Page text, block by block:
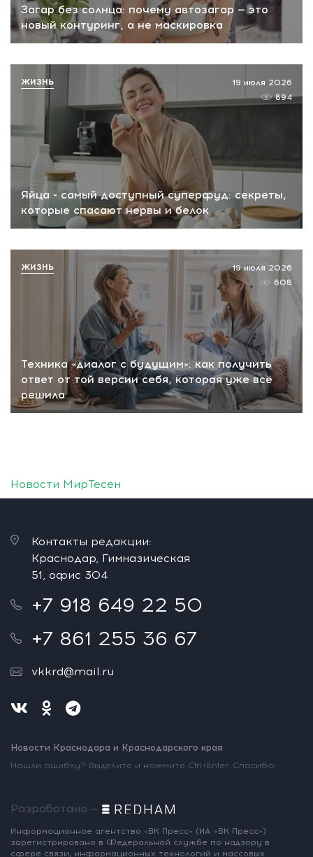
Загар без солнца: почему автозагар — это
новый контуринг, а не маскировка
Яйца - самый доступный суперфуд: секреты,
которые спасают нервы и белок
19 июля 2026
894
ЖИЗНЬ
Техника «диалог с будущим»: как получить
ответ от той версии себя, которая уже всё
решила
19 июля 2026
608
ЖИЗНЬ
Новости МирТесен
Контакты редакции:
Краснодар, Гимназическая
51, офис 304
+7 918 649 22 50
+7 861 255 36 67
vkkrd@mail.ru
Новости Краснодара и Краснодарского края
Нашли ошибку? Выделите и нажмите Ctrl+Enter. Спасибо!
Разработано —
Информационное агентство «ВК Пресс» (ИА «ВК Пресс»)
зарегистрировано в Федеральной службе по надзору в
сфере связи, информационных технологий и массовых